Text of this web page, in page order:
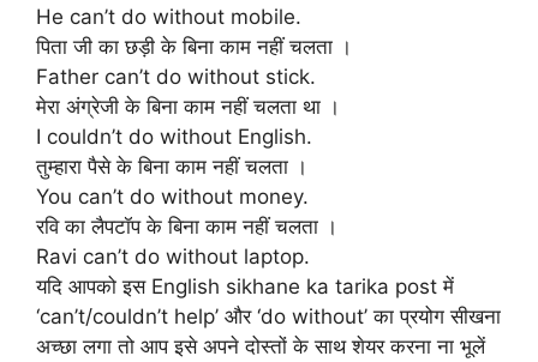
He can’t do without mobile.
पिता जी का छड़ी के बिना काम नहीं चलता ।
Father can’t do without stick.
मेरा अंग्रेजी के बिना काम नहीं चलता था ।
I couldn’t do without English.
तुम्हारा पैसे के बिना काम नहीं चलता ।
You can’t do without money.
रवि का लैपटॉप के बिना काम नहीं चलता ।
Ravi can’t do without laptop.
यदि आपको इस English sikhane ka tarika post में
‘can’t/couldn’t help’ और ‘do without’ का प्रयोग सीखना
अच्छा लगा तो आप इसे अपने दोस्तों के साथ शेयर करना ना भूलें